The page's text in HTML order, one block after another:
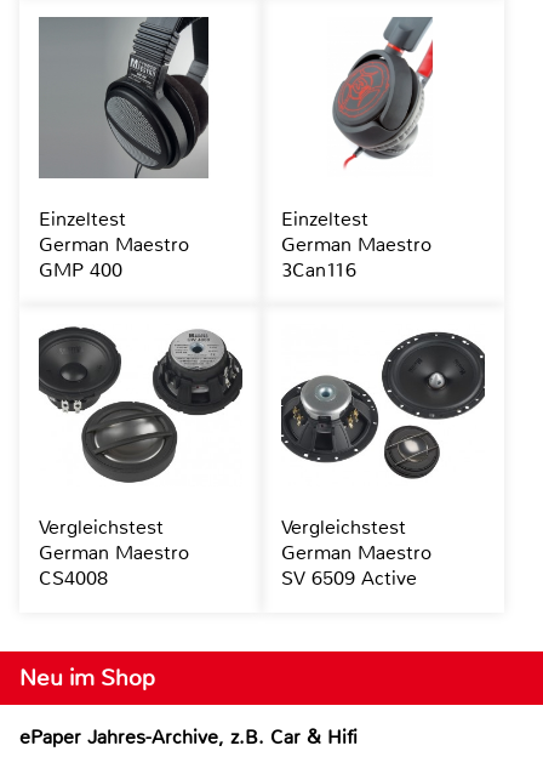
Neu im Shop
ePaper Jahres-Archive, z.B. Car & Hifi
Einzeltest
German Maestro
GMP 400
Einzeltest
German Maestro
3Can116
Vergleichstest
German Maestro
CS4008
Vergleichstest
German Maestro
SV 6509 Active